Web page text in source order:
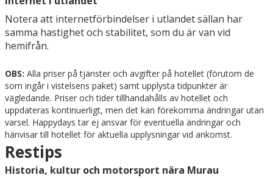
Notera att internetförbindelser i utlandet sällan har
samma hastighet och stabilitet, som du är van vid
hemifrån.
OBS: Alla priser på tjänster och avgifter på hotellet (förutom de
som ingår i vistelsens paket) samt upplysta tidpunkter är
vägledande. Priser och tider tillhandahålls av hotellet och
uppdateras kontinuerligt, men det kan förekomma ändringar utan
varsel. Happydays tar ej ansvar för eventuella ändringar och
hänvisar till hotellet för aktuella upplysningar vid ankomst.
Restips
Historia, kultur och motorsport nära Murau